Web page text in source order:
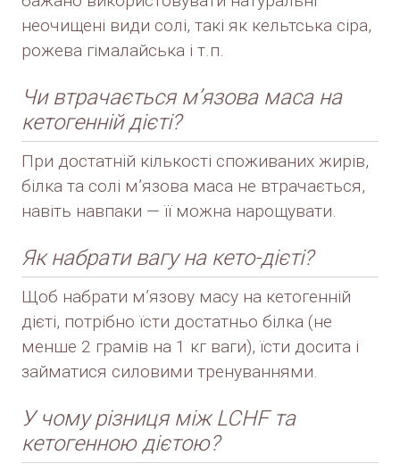
неочищені види солі, такі як кельтська сіра,
рожева гімалайська і т.п.
Чи втрачається м’язова маса на
кетогенній дієті?
При достатній кількості споживаних жирів,
білка та солі м’язова маса не втрачається,
навіть навпаки — її можна нарощувати.
Як набрати вагу на кето-дієті?
Щоб набрати м’язову масу на кетогенній
дієті, потрібно їсти достатньо білка (не
менше 2 грамів на 1 кг ваги), їсти досита і
займатися силовими тренуваннями.
У чому різниця між LCHF та
кетогенною дієтою?